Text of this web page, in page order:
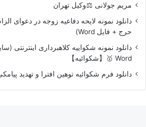
مریم جولانی ⚖️وکیل تهران
دانلود نمونه لایحه دفاعیه زوجه در دعوای
حرج + فایل Word)
دانلود نمونه شکواییه کلاهبرداری اینترنتی
Word 🥇【شکوائیه】
دانلود فرم شکوائیه توهین افترا و تهدید